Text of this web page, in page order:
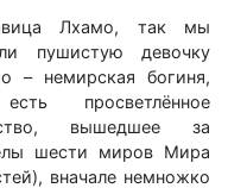
Лхамо, так мы
пушистую девочку
– немирская богиня,
просветлённое
вышедшее за
шести миров Мира
вначале немножко